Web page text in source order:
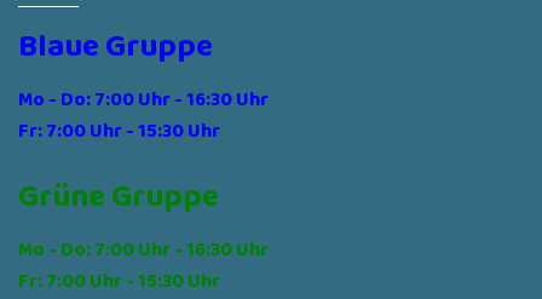
Blaue Gruppe
Mo - Do: 7:00 Uhr - 16:30 Uhr
Fr: 7:00 Uhr - 15:30 Uhr
Grüne Gruppe
Mo - Do: 7:00 Uhr - 16:30 Uhr
Fr: 7:00 Uhr - 15:30 Uhr